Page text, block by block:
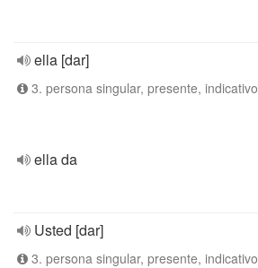
ella [dar]
3. persona singular, presente, indicativo
ella da
Usted [dar]
3. persona singular, presente, indicativo